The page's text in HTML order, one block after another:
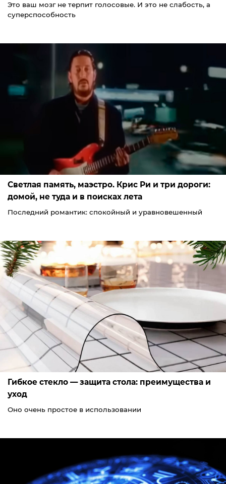
Это ваш мозг не терпит голосовые. И это не слабость, а
суперспособность
Светлая память, маэстро. Крис Ри и три дороги:
домой, не туда и в поисках лета
Последний романтик: спокойный и уравновешенный
Гибкое стекло — защита стола: преимущества и
уход
Оно очень простое в использовании